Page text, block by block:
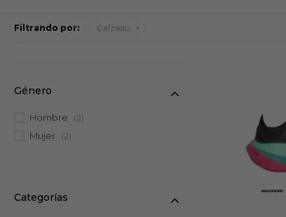
Filtrando por: Calzado
Categorías
Género
Hombre (2)
Mujer (2)